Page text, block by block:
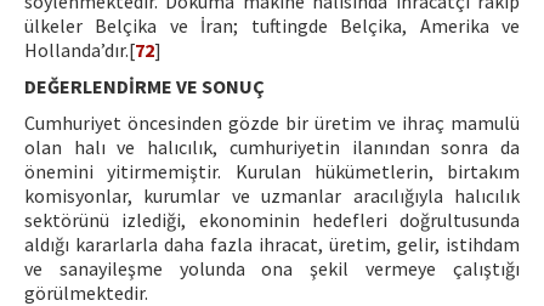
ülkeler Belçika ve İran; tuftingde Belçika, Amerika ve
Hollanda’dır.[72]
DEĞERLENDİRME VE SONUÇ
Cumhuriyet öncesinden gözde bir üretim ve ihraç mamulü
olan halı ve halıcılık, cumhuriyetin ilanından sonra da
önemini yitirmemiştir. Kurulan hükümetlerin, birtakım
komisyonlar, kurumlar ve uzmanlar aracılığıyla halıcılık
sektörünü izlediği, ekonominin hedefleri doğrultusunda
aldığı kararlarla daha fazla ihracat, üretim, gelir, istihdam
ve sanayileşme yolunda ona şekil vermeye çalıştığı
görülmektedir.